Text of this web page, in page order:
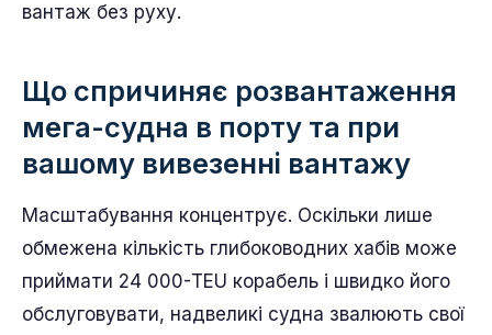
вантаж без руху.
Що спричиняє розвантаження
мега-судна в порту та при
вашому вивезенні вантажу
Масштабування концентрує. Оскільки лише
обмежена кількість глибоководних хабів може
приймати 24 000-TEU корабель і швидко його
обслуговувати, надвеликі судна звалюють свої